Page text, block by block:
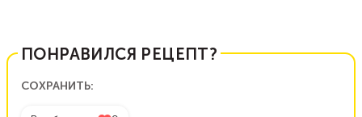
ПОНРАВИЛСЯ РЕЦЕПТ?
СОХРАНИТЬ: